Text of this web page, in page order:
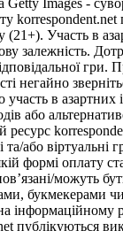
korrespondent.net
(21+). Участь в
залежність.
гри.
негайно
в азартних
або
ресурс
та/або віртуальні
формі оплату
можуть
букмекерами
інформаційному
публікуються